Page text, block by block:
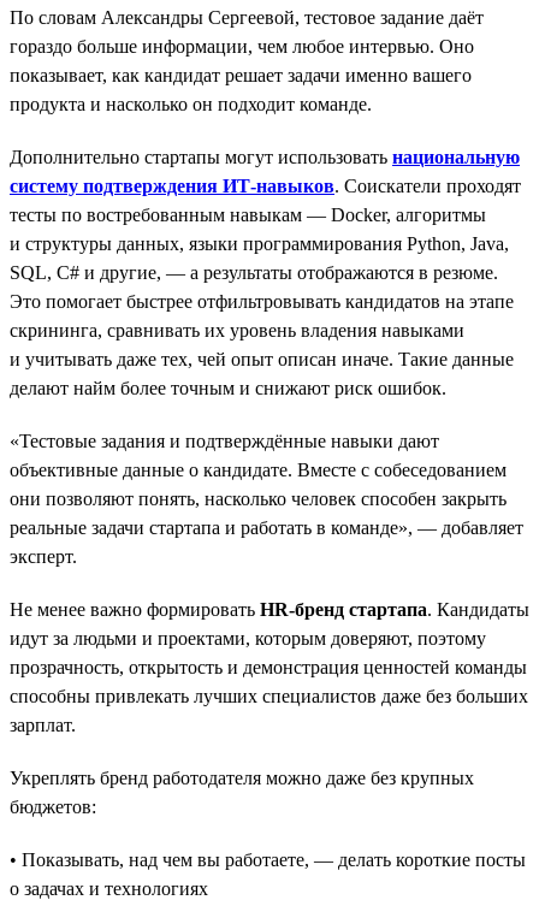
По словам Александры Сергеевой, тестовое задание даёт
гораздо больше информации, чем любое интервью. Оно
показывает, как кандидат решает задачи именно вашего
продукта и насколько он подходит команде.
Дополнительно стартапы могут использовать национальную
систему подтверждения ИТ-навыков. Соискатели проходят
тесты по востребованным навыкам — Docker, алгоритмы
и структуры данных, языки программирования Python, Java,
SQL, C# и другие, — а результаты отображаются в резюме.
Это помогает быстрее отфильтровывать кандидатов на этапе
скрининга, сравнивать их уровень владения навыками
и учитывать даже тех, чей опыт описан иначе. Такие данные
делают найм более точным и снижают риск ошибок.
«Тестовые задания и подтверждённые навыки дают
объективные данные о кандидате. Вместе с собеседованием
они позволяют понять, насколько человек способен закрыть
реальные задачи стартапа и работать в команде», — добавляет
эксперт.
Не менее важно формировать HR-бренд стартапа. Кандидаты
идут за людьми и проектами, которым доверяют, поэтому
прозрачность, открытость и демонстрация ценностей команды
способны привлекать лучших специалистов даже без больших
зарплат.
Укреплять бренд работодателя можно даже без крупных
бюджетов:
• Показывать, над чем вы работаете, — делать короткие посты
о задачах и технологиях